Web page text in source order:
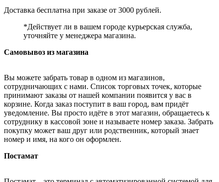
Доставка бесплатна при заказе от 3000 рублей.
*Действует ли в вашем городе курьерская служба,
уточняйте у менеджера магазина.
Самовывоз из магазина
Вы можете забрать товар в одном из магазинов,
сотрудничающих с нами. Список торговых точек, которые
принимают заказы от нашей компании появится у вас в
корзине. Когда заказ поступит в ваш город, вам придёт
уведомление. Вы просто идёте в этот магазин, обращаетесь к
сотруднику в кассовой зоне и называете номер заказа. Забрать
покупку может ваш друг или родственник, который знает
номер и имя, на кого он оформлен.
Постамат